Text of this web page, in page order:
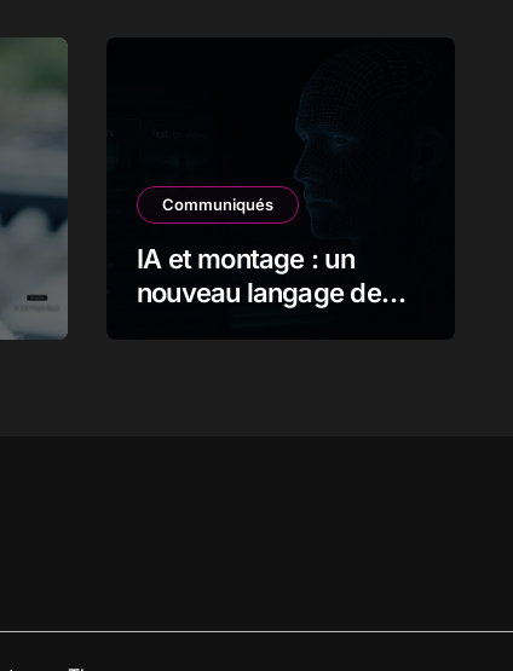
Communiqués
IA et montage : un
nouveau langage de